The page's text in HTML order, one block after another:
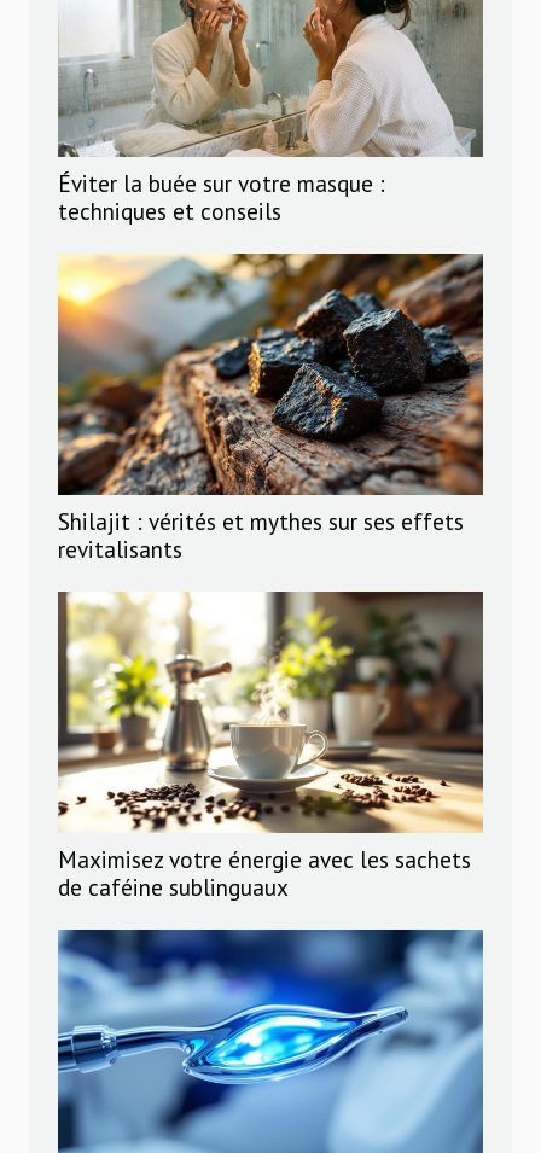
Éviter la buée sur votre masque :
techniques et conseils
Shilajit : vérités et mythes sur ses effets
revitalisants
Maximisez votre énergie avec les sachets
de caféine sublinguaux